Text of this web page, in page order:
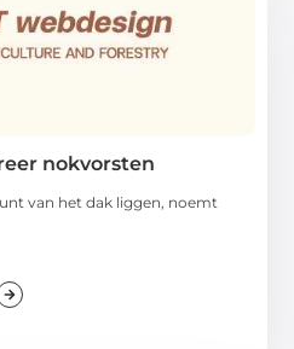
nokvorsten
van het dak liggen, noemt